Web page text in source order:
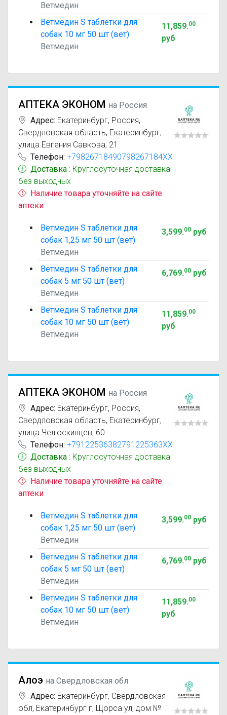
Ветмедин
Ветмедин S таблетки для
собак 10 мг 50 шт (вет)
Ветмедин
11,859.00
руб
АПТЕКА ЭКОНОМ на Россия
Адрес: Екатеринбург, Россия,
Свердловская область, Екатеринбург,
улица Евгения Савкова, 21
Телефон: +79826718490798267184XX
Доставка : Круглосуточная доставка
без выходных
Наличие товара уточняйте на сайте
аптеки
Ветмедин S таблетки для
собак 1,25 мг 50 шт (вет)
Ветмедин
3,599.00руб
Ветмедин S таблетки для
собак 5 мг 50 шт (вет)
Ветмедин
6,769.00руб
Ветмедин S таблетки для
собак 10 мг 50 шт (вет)
Ветмедин
11,859.00
руб
АПТЕКА ЭКОНОМ на Россия
Адрес: Екатеринбург, Россия,
Свердловская область, Екатеринбург,
улица Челюскинцев, 60
Телефон: +79122536382791225363XX
Доставка : Круглосуточная доставка
без выходных
Наличие товара уточняйте на сайте
аптеки
Ветмедин S таблетки для
собак 1,25 мг 50 шт (вет)
Ветмедин
3,599.00руб
Ветмедин S таблетки для
собак 5 мг 50 шт (вет)
Ветмедин
6,769.00руб
Ветмедин S таблетки для
собак 10 мг 50 шт (вет)
Ветмедин
11,859.00
руб
Алоэ на Свердловская обл
Адрес: Екатеринбург, Свердловская
обл, Екатеринбург г, Щорса ул, дом №